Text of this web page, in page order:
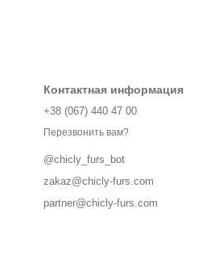
Контактная информация
+38 (067) 440 47 00
Перезвонить вам?
@chicly_furs_bot
zakaz@chicly-furs.com
partner@chicly-furs.com